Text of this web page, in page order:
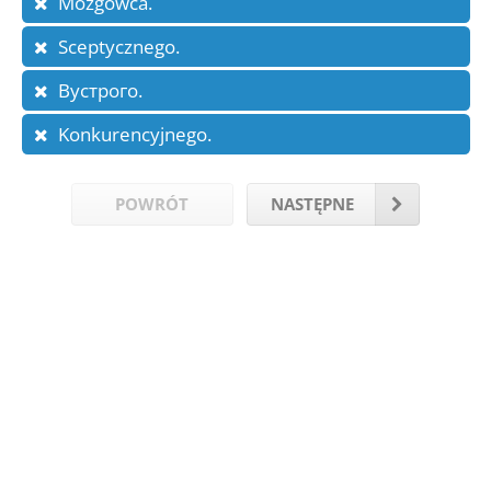
Sceptycznego.
Byстрого.
Konkurencyjnego.
POWRÓT NASTĘPNE